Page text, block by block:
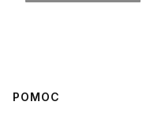
Linki w stopce
POMOC